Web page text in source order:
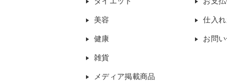
美容
健康
雑貨
メディア掲載商品
仕入
お問